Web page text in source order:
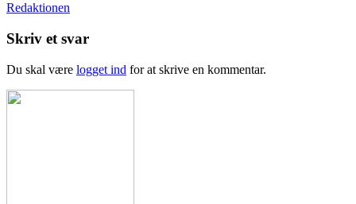
Redaktionen
Skriv et svar
Du skal være logget ind for at skrive en kommentar.